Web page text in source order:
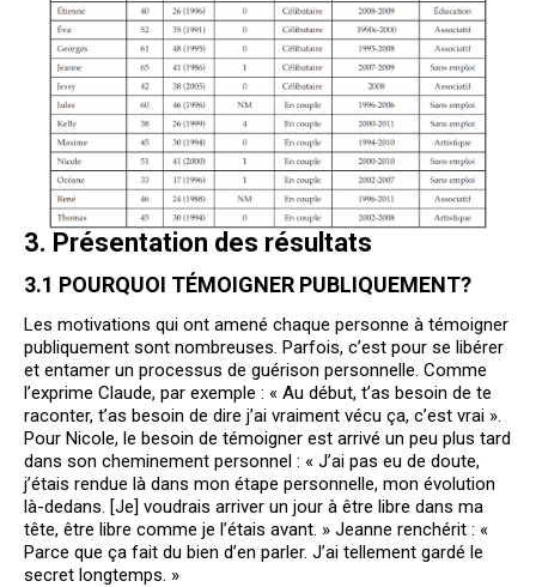
3. Présentation des résultats
3.1 POURQUOI TÉMOIGNER PUBLIQUEMENT?
Les motivations qui ont amené chaque personne à témoigner
publiquement sont nombreuses. Parfois, c’est pour se libérer
et entamer un processus de guérison personnelle. Comme
l’exprime Claude, par exemple : « Au début, t’as besoin de te
raconter, t’as besoin de dire j’ai vraiment vécu ça, c’est vrai ».
Pour Nicole, le besoin de témoigner est arrivé un peu plus tard
dans son cheminement personnel : « J’ai pas eu de doute,
j’étais rendue là dans mon étape personnelle, mon évolution
là-dedans. [Je] voudrais arriver un jour à être libre dans ma
tête, être libre comme je l’étais avant. » Jeanne renchérit : «
Parce que ça fait du bien d’en parler. J’ai tellement gardé le
secret longtemps. »